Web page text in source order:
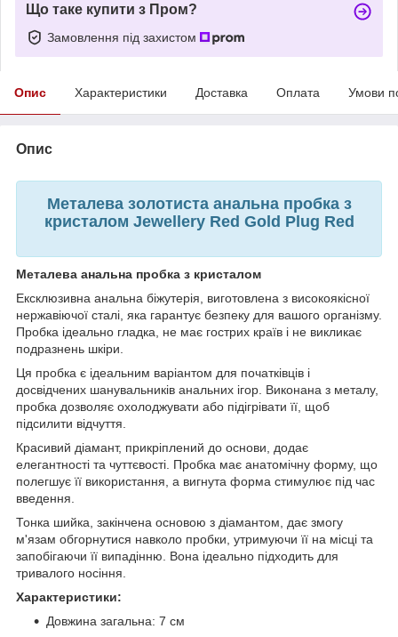
Що таке купити з Пром?
Замовлення під захистом
Опис Характеристики Доставка Оплата Умови
Опис
Металева золотиста анальна пробка з
кристалом Jewellery Red Gold Plug Red
Металева анальна пробка з кристалом
Ексклюзивна анальна біжутерія, виготовлена з високоякісної
нержавіючої сталі, яка гарантує безпеку для вашого організму.
Пробка ідеально гладка, не має гострих країв і не викликає
подразнень шкіри.
Ця пробка є ідеальним варіантом для початківців і
досвідчених шанувальників анальних ігор. Виконана з металу,
пробка дозволяє охолоджувати або підігрівати її, щоб
підсилити відчуття.
Красивий діамант, прикріплений до основи, додає
елегантності та чуттєвості. Пробка має анатомічну форму, що
полегшує її використання, а вигнута форма стимулює під час
введення.
Тонка шийка, закінчена основою з діамантом, дає змогу
м'язам обгорнутися навколо пробки, утримуючи її на місці та
запобігаючи її випадінню. Вона ідеально підходить для
тривалого носіння.
Характеристики:
Довжина загальна: 7 см